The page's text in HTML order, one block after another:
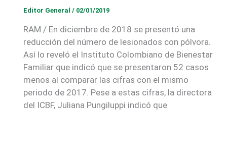
Editor General / 02/01/2019
RAM / En diciembre de 2018 se presentó una
reducción del número de lesionados con pólvora.
Así lo reveló el Instituto Colombiano de Bienestar
Familiar que indicó que se presentaron 52 casos
menos al comparar las cifras con el mismo
periodo de 2017. Pese a estas cifras, la directora
del ICBF, Juliana Pungiluppi indicó que